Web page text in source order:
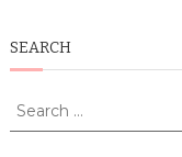
ナ
ビ
ゲ
SEARCH
Search
for: